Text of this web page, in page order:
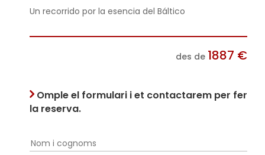
Un recorrido por la esencia del Báltico
des de 1887 €
Omple el formulari i et contactarem per fer
la reserva.